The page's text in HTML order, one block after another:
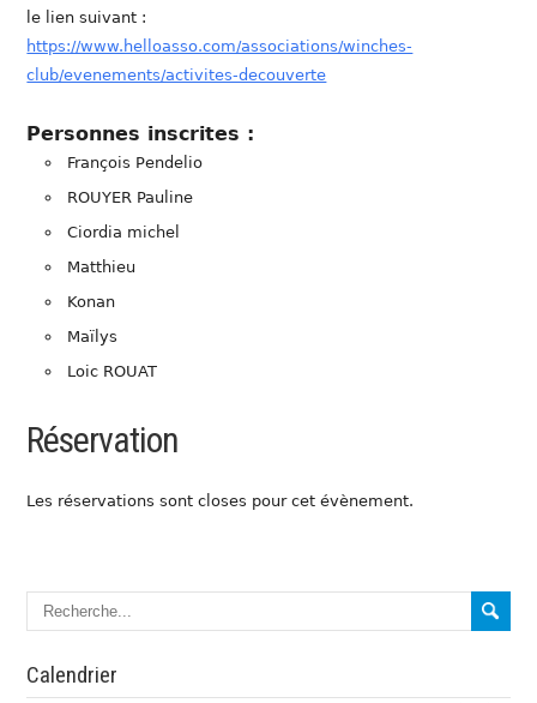
le lien suivant :
https://www.helloasso.com/associations/winches-
club/evenements/activites-decouverte
Personnes inscrites :
François Pendelio
ROUYER Pauline
Ciordia michel
Matthieu
Konan
Maïlys
Loic ROUAT
Réservation
Les réservations sont closes pour cet évènement.
Calendrier